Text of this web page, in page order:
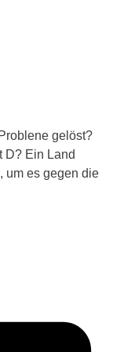
gelöst?
D? Ein Land
um es gegen die